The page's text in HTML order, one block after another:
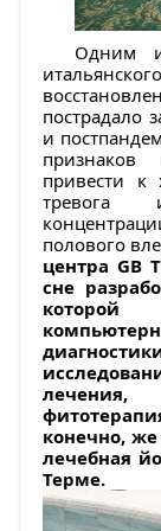
Одним
пострадало
и
привести к
тревога
полового
центра GB
сне
конечно,
лечебная
Терме.